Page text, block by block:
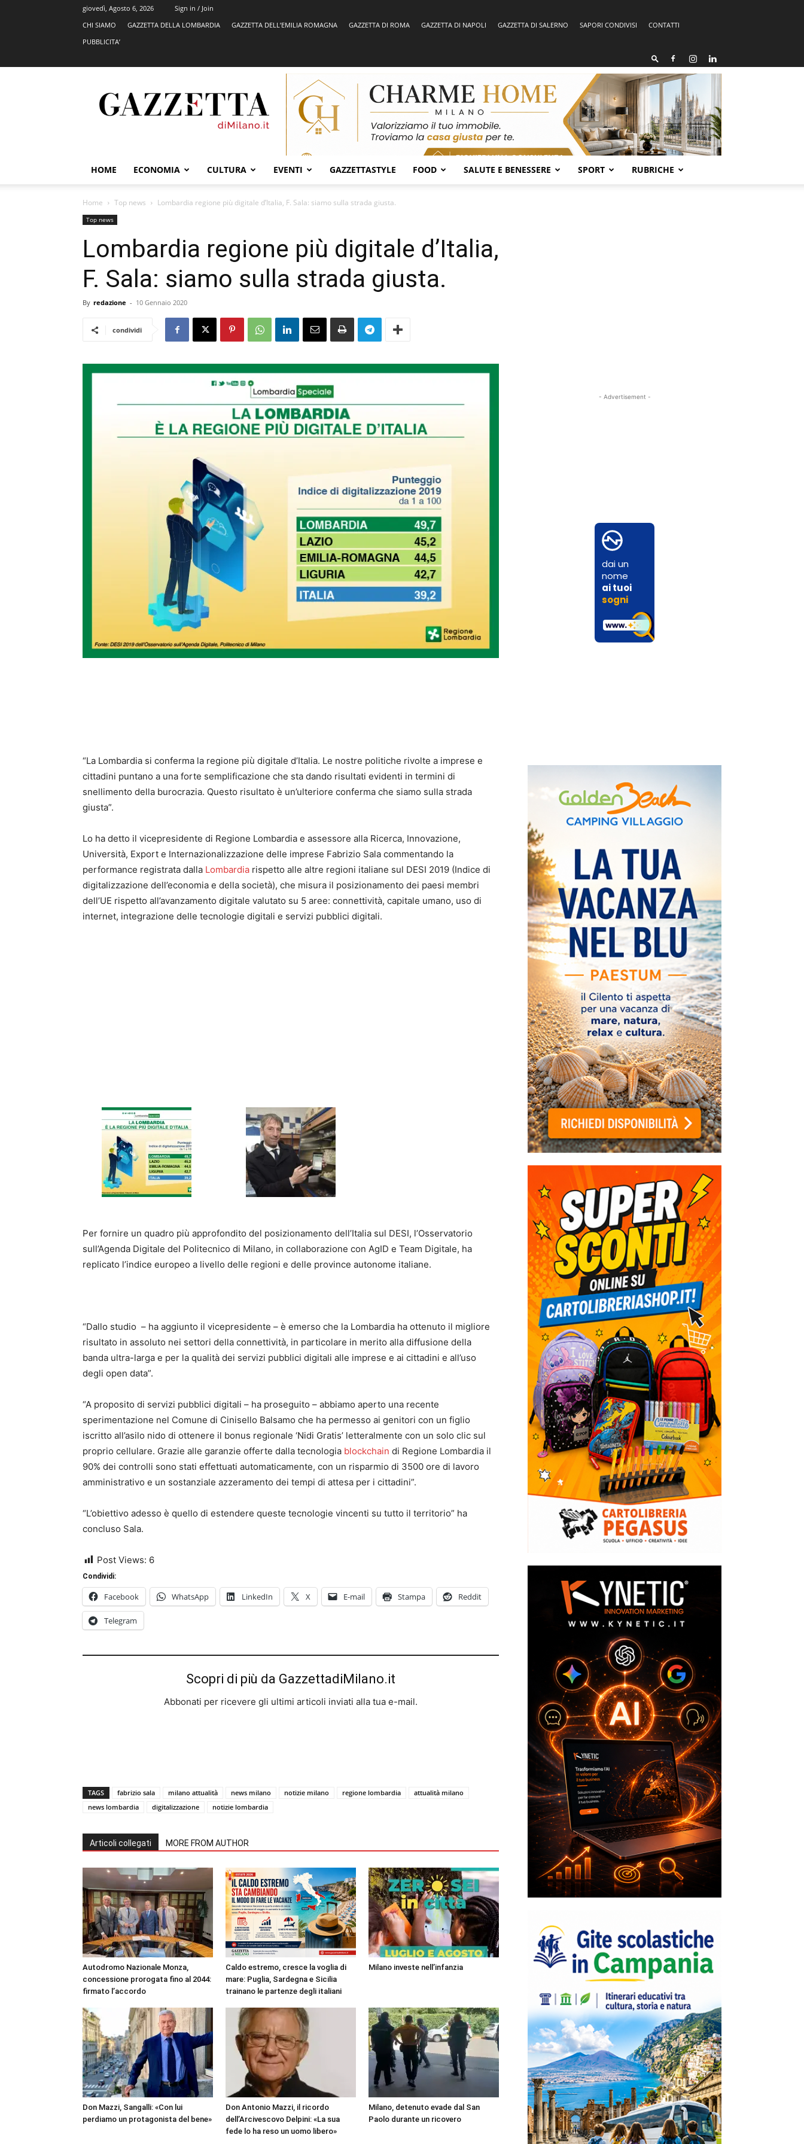
giovedì, Agosto 6, 2026
Sign in / Join
CHI SIAMO
GAZZETTA DELLA LOMBARDIA GAZZETTA DELL’EMILIA ROMAGNA GAZZETTA DI ROMA GAZZETTA DI NAPOLI GAZZETTA DI SALERNO SAPORI CONDIVISI
CONTATTI
PUBBLICITA’
HOME ECONOMIA CULTURA EVENTI GAZZETTASTYLE FOOD SALUTE E BENESSERE SPORT RUBRICHE
Home Top news Lombardia regione più digitale d’Italia, F. Sala: siamo sulla strada giusta.
Top news
Lombardia regione più digitale d’Italia,
F. Sala: siamo sulla strada giusta.
By redazione - 10 Gennaio 2020
condividi
“La Lombardia si conferma la regione più digitale d’Italia. Le nostre politiche rivolte a imprese e
cittadini puntano a una forte semplificazione che sta dando risultati evidenti in termini di
snellimento della burocrazia. Questo risultato è un’ulteriore conferma che siamo sulla strada
giusta”.
Lo ha detto il vicepresidente di Regione Lombardia e assessore alla Ricerca, Innovazione,
Università, Export e Internazionalizzazione delle imprese Fabrizio Sala commentando la
performance registrata dalla Lombardia rispetto alle altre regioni italiane sul DESI 2019 (Indice di
digitalizzazione dell’economia e della società), che misura il posizionamento dei paesi membri
dell’UE rispetto all’avanzamento digitale valutato su 5 aree: connettività, capitale umano, uso di
internet, integrazione delle tecnologie digitali e servizi pubblici digitali.
Per fornire un quadro più approfondito del posizionamento dell’Italia sul DESI, l’Osservatorio
sull’Agenda Digitale del Politecnico di Milano, in collaborazione con AgID e Team Digitale, ha
replicato l’indice europeo a livello delle regioni e delle province autonome italiane.
“Dallo studio – ha aggiunto il vicepresidente – è emerso che la Lombardia ha ottenuto il migliore
risultato in assoluto nei settori della connettività, in particolare in merito alla diffusione della
banda ultra-larga e per la qualità dei servizi pubblici digitali alle imprese e ai cittadini e all’uso
degli open data”.
“A proposito di servizi pubblici digitali – ha proseguito – abbiamo aperto una recente
sperimentazione nel Comune di Cinisello Balsamo che ha permesso ai genitori con un figlio
iscritto all’asilo nido di ottenere il bonus regionale ‘Nidi Gratis’ letteralmente con un solo clic sul
proprio cellulare. Grazie alle garanzie offerte dalla tecnologia blockchain di Regione Lombardia il
90% dei controlli sono stati effettuati automaticamente, con un risparmio di 3500 ore di lavoro
amministrativo e un sostanziale azzeramento dei tempi di attesa per i cittadini”.
“L’obiettivo adesso è quello di estendere queste tecnologie vincenti su tutto il territorio” ha
concluso Sala.
Post Views: 6
Condividi:
Facebook WhatsApp LinkedIn X E-mail Stampa Reddit
Telegram
Scopri di più da GazzettadiMilano.it
Abbonati per ricevere gli ultimi articoli inviati alla tua e-mail.
TAGS fabrizio sala milano attualità news milano notizie milano regione lombardia
attualità milano
news lombardia
digitalizzazione notizie lombardia
Articoli collegati MORE FROM AUTHOR
Autodromo Nazionale Monza,
concessione prorogata fino al 2044:
firmato l’accordo
Caldo estremo, cresce la voglia di
mare: Puglia, Sardegna e Sicilia
trainano le partenze degli italiani
Milano investe nell’infanzia
Don Mazzi, Sangalli: «Con lui
perdiamo un protagonista del bene»
Don Antonio Mazzi, il ricordo
dell’Arcivescovo Delpini: «La sua
fede lo ha reso un uomo libero»
Milano, detenuto evade dal San
Paolo durante un ricovero
- Advertisement -